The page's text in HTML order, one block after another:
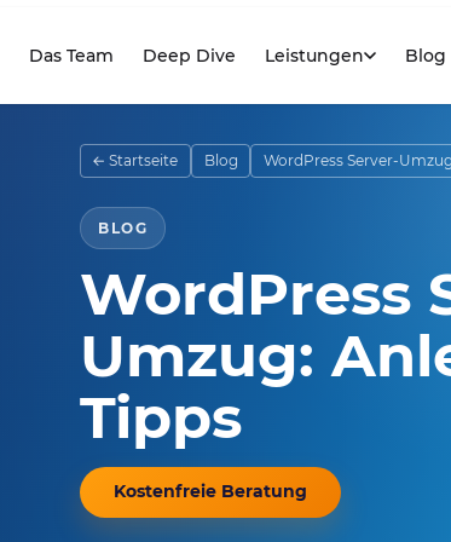
Das Team Deep Dive Leistungen Blog
← Startseite Blog WordPress Server-
BLOG
WordPress
Umzug:
Tipps
Kostenfreie Beratung